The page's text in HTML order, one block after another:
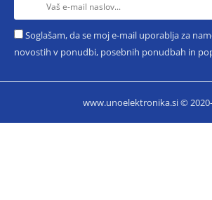
Soglašam, da se moj e-mail uporablja za
novostih v ponudbi, posebnih ponudbah in
www.unoelektronika.si ©